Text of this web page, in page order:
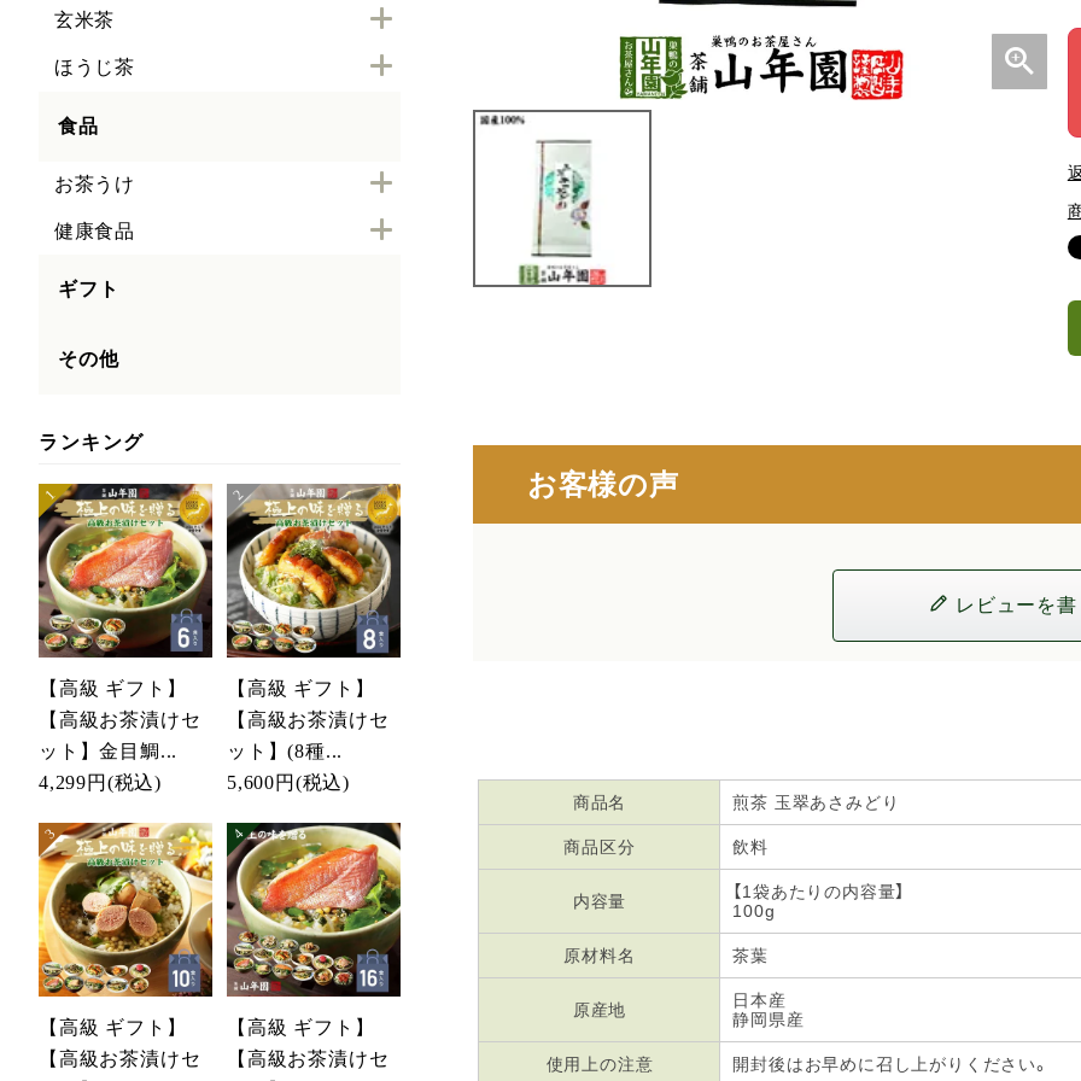
玄米茶
ほうじ茶
食品
お茶うけ
健康食品
ギフト
その他
ランキング
【高級 ギフト】
【高級お茶漬けセ
ット】金目鯛...
4,299円 (税込)
【高級 ギフト】
【高級お茶漬けセ
ット】(8種...
5,600円 (税込)
【高級 ギフト】
【高級お茶漬けセ
【高級 ギフト】
【高級お茶漬けセ
お客様の声
レビューを書
商品名 煎茶 玉翠あさみどり
商品区分 飲料
内容量
【1袋あたりの内容量】
100g
原材料名 茶葉
原産地
日本産
静岡県産
使用上の注意 開封後はお早めに召し上がりください。